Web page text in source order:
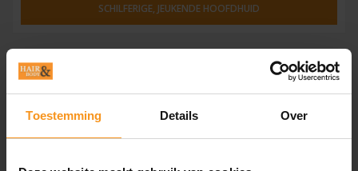
Toestemming Details Over
SCHILFERIGE, JEUKENDE HOOFDHUID